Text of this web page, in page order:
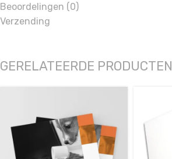
Beoordelingen (0)
Verzending
GERELATEERDE PRODUCTEN